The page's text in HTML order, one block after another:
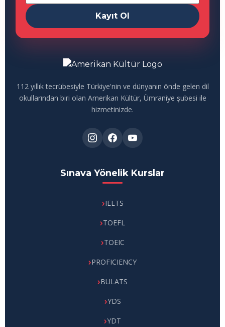
Kayıt Ol
112 yıllık tecrübesiyle Türkiye'nin ve dünyanın önde gelen dil
okullarından biri olan Amerikan Kültür, Ümraniye şubesi ile
hizmetinizde.
Sınava Yönelik Kurslar
IELTS
TOEFL
TOEIC
PROFICIENCY
BULATS
YDS
YDT